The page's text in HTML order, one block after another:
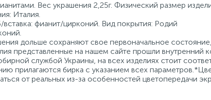
Вес украшения 2,25г. Физический размер
Италия.
фианит/цирконий. Вид покрытия: Родий
дольше сохраняют свое первоначальное
представленные на нашем сайте прошли внутренний
службой Украины, на всех изделиях стоит
прилагаются бирка с указанием всех
от реальных из-за особенностей цветопередачи